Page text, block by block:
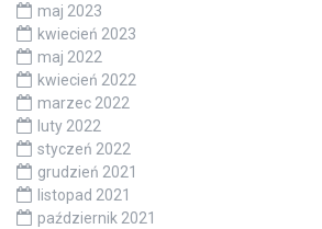
maj 2023
kwiecień 2023
maj 2022
kwiecień 2022
marzec 2022
luty 2022
styczeń 2022
grudzień 2021
listopad 2021
październik 2021